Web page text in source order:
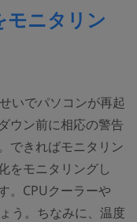
モニタリン
いでパソコンが再起
ウン前に相応の警告
できればモニタリン
をモニタリングし
。CPUクーラーや
う。ちなみに、温度